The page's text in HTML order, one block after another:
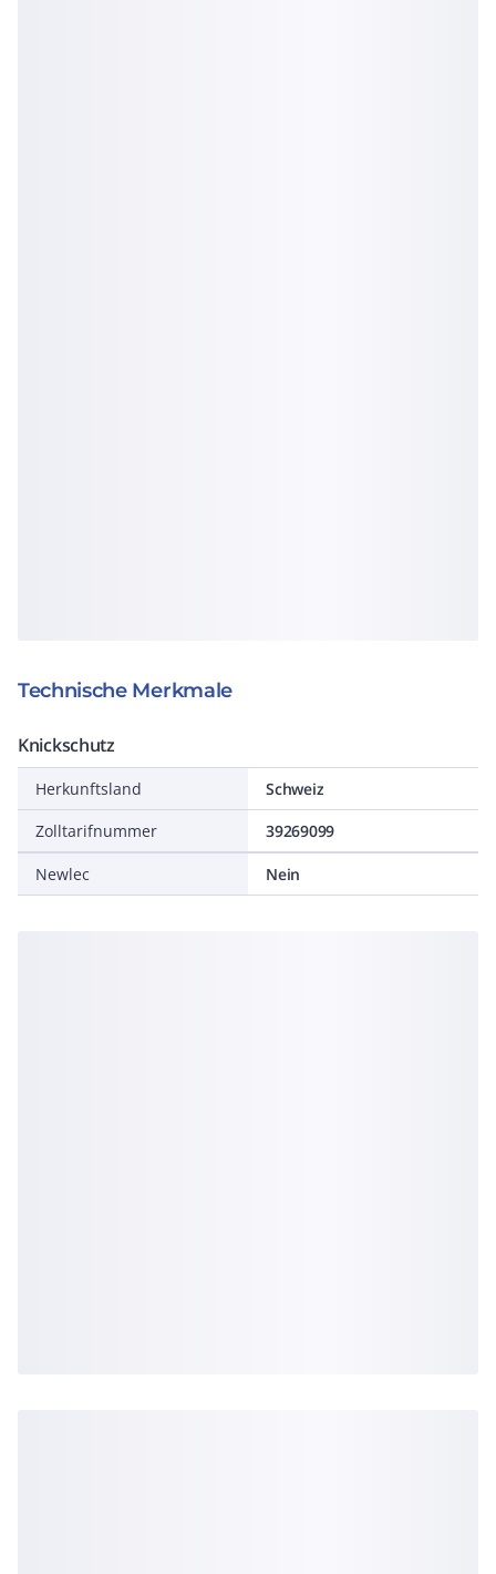
Technische Merkmale
Knickschutz
Herkunftsland
Schweiz
Zolltarifnummer
39269099
Newlec Nein